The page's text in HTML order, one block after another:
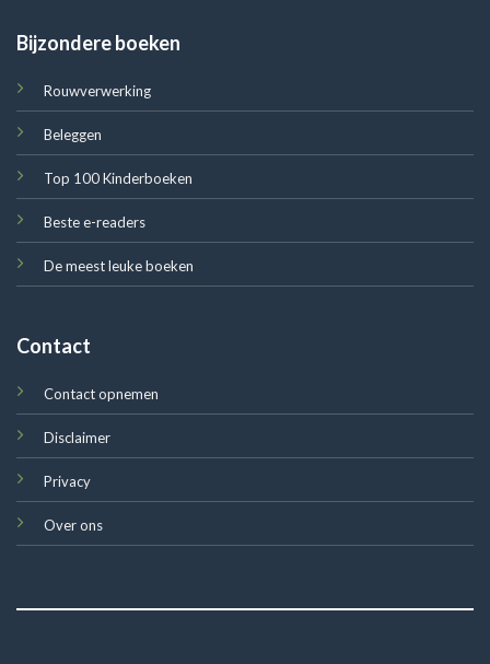
Bijzondere boeken
Rouwverwerking
Beleggen
Top 100 Kinderboeken
Beste e-readers
De meest leuke boeken
Contact
Contact opnemen
Disclaimer
Privacy
Over ons